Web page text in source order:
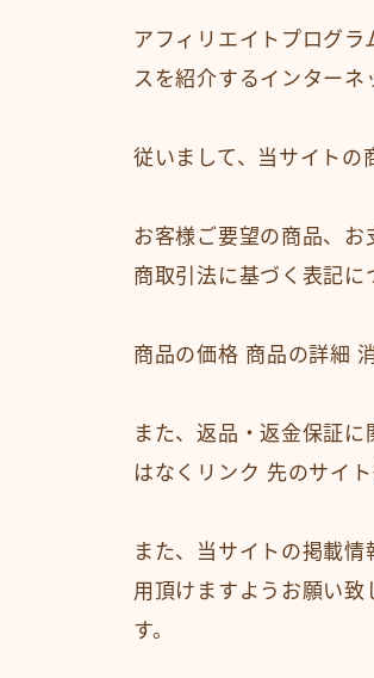
アフィリエイトプログ
スを紹介するインターネ
従いまして、当サイトの
お客様ご要望の商品、
商取引法に基づく表記に
商品の価格 商品の詳細
また、返品・返金保証
はなくリンク 先のサイ
また、当サイトの掲載
用頂けますようお願い致
す。